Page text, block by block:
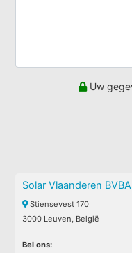
Uw
Solar Vlaanderen BVBA
Stiensevest 170
3000 Leuven, België
Bel ons: